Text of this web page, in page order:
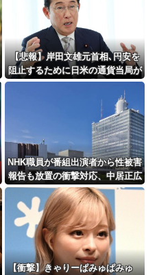
Powered by livedoor 相互RSS
【悲報】岸田文雄元首相､円安を
阻止するために日米の通貨当局が
実施した為替介入は｢一時しのぎ
に過ぎない｣との認識を示す
NHK職員が番組出演者から性被害
報告も放置の衝撃対応、中居正広
と国分太一の事例もNHKは「加害
者を守る」のか、指摘される“隠
蔽体質”
【衝撃】きゃりーぱみゅぱみゅ